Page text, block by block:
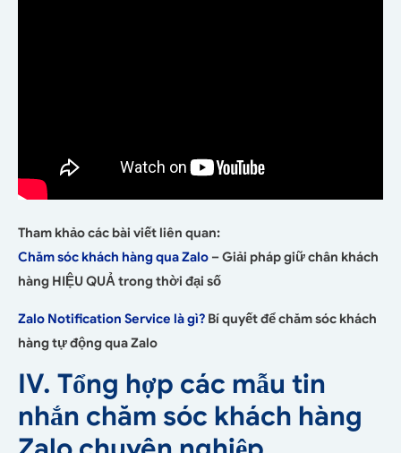
Tham khảo các bài viết liên quan:
Chăm sóc khách hàng qua Zalo – Giải pháp giữ chân khách
hàng HIỆU QUẢ trong thời đại số
Zalo Notification Service là gì? Bí quyết để chăm sóc khách
hàng tự động qua Zalo
IV. Tổng hợp các mẫu tin
nhắn chăm sóc khách hàng